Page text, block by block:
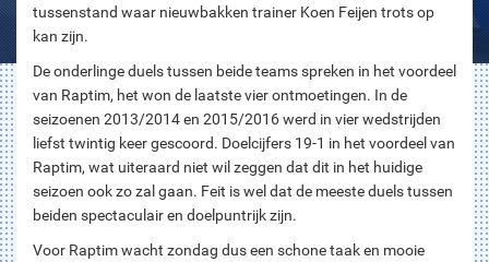
tussenstand waar nieuwbakken trainer Koen Feijen trots op
kan zijn.
De onderlinge duels tussen beide teams spreken in het voordeel
van Raptim, het won de laatste vier ontmoetingen. In de
seizoenen 2013/2014 en 2015/2016 werd in vier wedstrijden
liefst twintig keer gescoord. Doelcijfers 19-1 in het voordeel van
Raptim, wat uiteraard niet wil zeggen dat dit in het huidige
seizoen ook zo zal gaan. Feit is wel dat de meeste duels tussen
beiden spectaculair en doelpuntrijk zijn.
Voor Raptim wacht zondag dus een schone taak en mooie